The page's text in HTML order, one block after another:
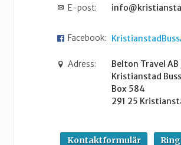
E-post:
Facebook:
Adress:
Belton Travel AB
Kristianstad
Box 584
291 25
Kontaktformulär